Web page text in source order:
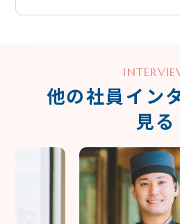
他の社員イン
見る